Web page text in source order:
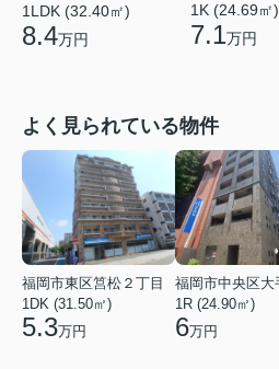
1LDK (32.40㎡)
8.4万円
1K (24.69㎡)
7.1万円
よく見られている物件
福岡市東区筥松２丁目
1DK (31.50㎡)
5.3万円
1R (24.90㎡)
6万円